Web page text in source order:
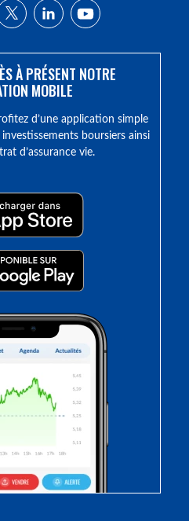
À PRÉSENT NOTRE
MOBILE
d’une application simple
boursiers ainsi
d’assurance vie.